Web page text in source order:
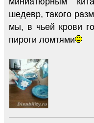
шедевр, такого
мы, в чьей крови
пироги ломтями